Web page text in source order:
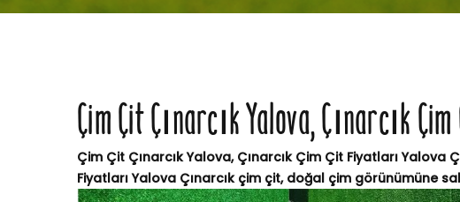
Çim Çit Çınarcık Yalova, Çınarcık
Çim Çit Çınarcık Yalova, Çınarcık Çim Çit Fiyatları Yalova
Fiyatları Yalova Çınarcık çim çit, doğal çim görünümüne